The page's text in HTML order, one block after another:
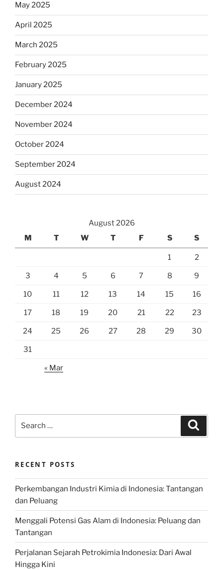
May 2025
April 2025
March 2025
February 2025
January 2025
December 2024
November 2024
October 2024
September 2024
August 2024
August 2026
M
T W T F S S
1 2
3 4 5 6 7 8 9
10 11 12 13 14 15 16
17 18 19 20 21 22 23
24 25 26 27 28 29 30
31
« Mar
RECENT POSTS
Perkembangan Industri Kimia di Indonesia: Tantangan
dan Peluang
Menggali Potensi Gas Alam di Indonesia: Peluang dan
Tantangan
Perjalanan Sejarah Petrokimia Indonesia: Dari Awal
Hingga Kini